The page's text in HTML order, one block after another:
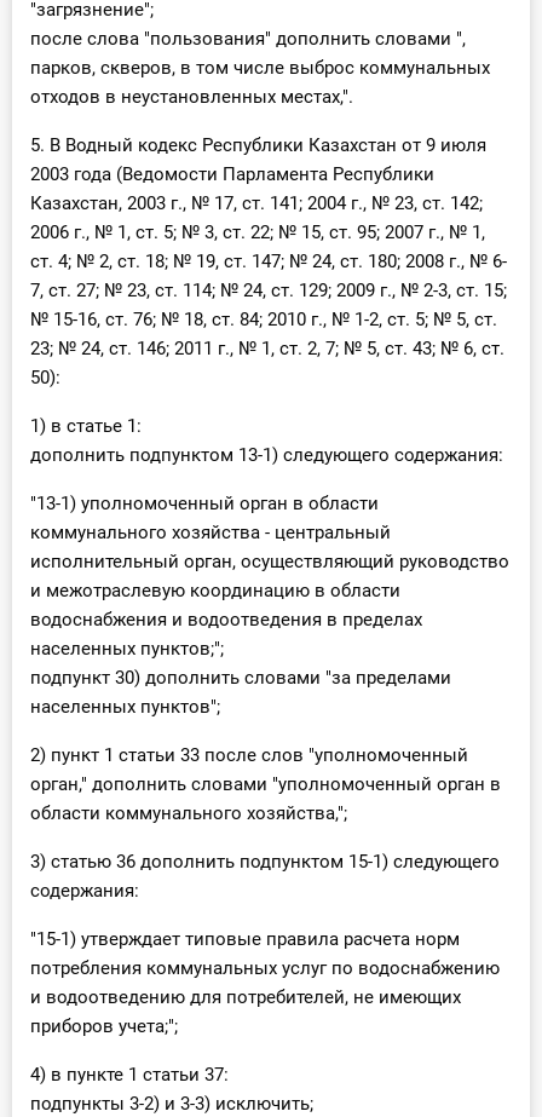
"загрязнение";
после слова "пользования" дополнить словами ",
парков, скверов, в том числе выброс коммунальных
отходов в неустановленных местах,".
5. В Водный кодекс Республики Казахстан от 9 июля
2003 года (Ведомости Парламента Республики
Казахстан, 2003 г., № 17, ст. 141; 2004 г., № 23, ст. 142;
2006 г., № 1, ст. 5; № 3, ст. 22; № 15, ст. 95; 2007 г., № 1,
ст. 4; № 2, ст. 18; № 19, ст. 147; № 24, ст. 180; 2008 г., № 6-
7, ст. 27; № 23, ст. 114; № 24, ст. 129; 2009 г., № 2-3, ст. 15;
№ 15-16, ст. 76; № 18, ст. 84; 2010 г., № 1-2, ст. 5; № 5, ст.
23; № 24, ст. 146; 2011 г., № 1, ст. 2, 7; № 5, ст. 43; № 6, ст.
50):
1) в статье 1:
дополнить подпунктом 13-1) следующего содержания:
"13-1) уполномоченный орган в области
коммунального хозяйства - центральный
исполнительный орган, осуществляющий руководство
и межотраслевую координацию в области
водоснабжения и водоотведения в пределах
населенных пунктов;";
подпункт 30) дополнить словами "за пределами
населенных пунктов";
2) пункт 1 статьи 33 после слов "уполномоченный
орган," дополнить словами "уполномоченный орган в
области коммунального хозяйства,";
3) статью 36 дополнить подпунктом 15-1) следующего
содержания:
"15-1) утверждает типовые правила расчета норм
потребления коммунальных услуг по водоснабжению
и водоотведению для потребителей, не имеющих
приборов учета;";
4) в пункте 1 статьи 37:
подпункты 3-2) и 3-3) исключить;